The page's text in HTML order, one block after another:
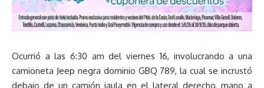
Ocurrió a las 6:30 am del viernes 16, involucrando a una
camioneta Jeep negra dominio GBQ 789, la cual se incrustó
debajo de un camión jaula en el lateral derecho, mano a